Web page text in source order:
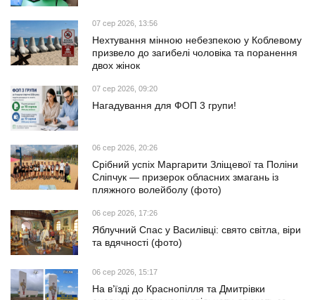
07 сер 2026, 13:56
Нехтування мінною небезпекою у Коблевому
призвело до загибелі чоловіка та поранення
двох жінок
07 сер 2026, 09:20
Нагадування для ФОП 3 групи!
06 сер 2026, 20:26
Срібний успіх Маргарити Зліщевої та Поліни
Сліпчук — призерок обласних змагань із
пляжного волейболу (фото)
06 сер 2026, 17:26
Яблучний Спас у Василівці: свято світла, віри
та вдячності (фото)
06 сер 2026, 15:17
На в’їзді до Краснопілля та Дмитрівки